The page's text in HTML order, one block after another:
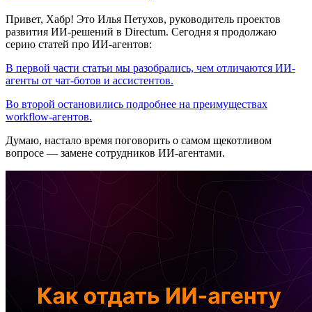
Привет, Хабр! Это Илья Петухов, руководитель проектов
развития ИИ-решений в Directum. Сегодня я продолжаю
серию статей про ИИ-агентов:
В первой части статьи мы разобрались, чем отличаются ИИ-
агенты от чат-ботов и ассистентов.
Во второй остановились подробнее на преимуществах
workflow-агентов.
Думаю, настало время поговорить о самом щекотливом
вопросе — замене сотрудников ИИ-агентами.